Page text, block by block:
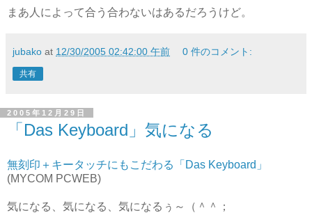
まあ人によって合う合わないはあるだろうけど。
jubako at 12/30/2005 02:42:00 午前 0 件のコメント:
共有
2005年12月29日
「Das Keyboard」気になる
無刻印＋キータッチにもこだわる「Das Keyboard」
(MYCOM PCWEB)
気になる、気になる、気になるぅ～（＾＾；